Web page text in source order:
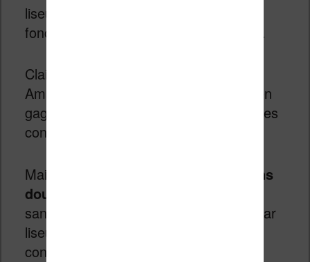
liseuses sont verrouillées pour ne
fonctionner qu’avec la librairie Amazon.
Clairement, c’est un bon choix pour
Amazon qui lui a permis de s’installer en
gagnant la confiance des autorités et des
consommateurs locaux.
Mais,
ce beau succès en Chine a sans
doute un prix
sans doute beaucoup moins d’argent par
liseuse Kindle vendue en raison de son
contrat avec Migu !